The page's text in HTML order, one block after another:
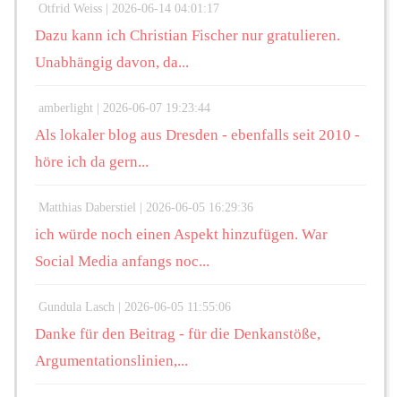
Otfrid Weiss | 2026-06-14 04:01:17
Dazu kann ich Christian Fischer nur gratulieren.
Unabhängig davon, da...
amberlight | 2026-06-07 19:23:44
Als lokaler blog aus Dresden - ebenfalls seit 2010 -
höre ich da gern...
Matthias Daberstiel | 2026-06-05 16:29:36
ich würde noch einen Aspekt hinzufügen. War
Social Media anfangs noc...
Gundula Lasch | 2026-06-05 11:55:06
Danke für den Beitrag - für die Denkanstöße,
Argumentationslinien,...